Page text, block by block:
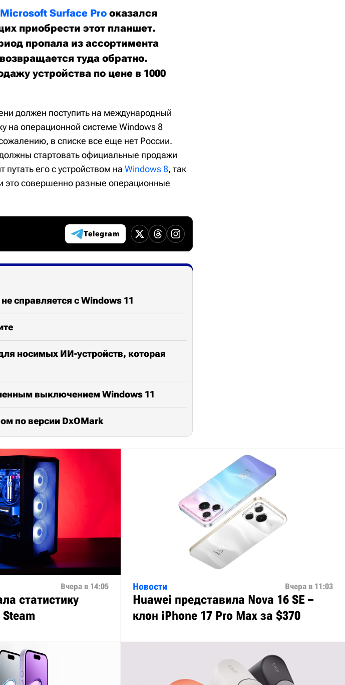
Microsoft Surface Pro оказался
приобрести этот планшет.
пропала из ассортимента
туда обратно.
устройства по цене в 1000
должен поступить на международный
на операционной системе Windows 8
в списке все еще нет России.
стартовать официальные продажи
путать его с устройством на Windows 8, так
это совершенно разные операционные
Telegram
справляется с Windows 11
носимых ИИ-устройств, которая
выключением Windows 11
по версии DxOMark
Вчера в 14:05
статистику
Новости Вчера в 11:03
Huawei представила Nova 16 SE –
клон iPhone 17 Pro Max за $370